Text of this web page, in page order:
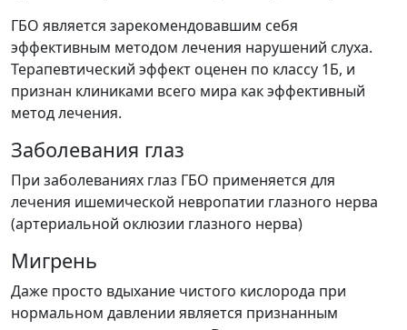
ГБО является зарекомендовавшим себя
эффективным методом лечения нарушений слуха.
Терапевтический эффект оценен по классу 1Б, и
признан клиниками всего мира как эффективный
метод лечения.
Заболевания глаз
При заболеваниях глаз ГБО применяется для
лечения ишемической невропатии глазного нерва
(артериальной оклюзии глазного нерва)
Мигрень
Даже просто вдыхание чистого кислорода при
нормальном давлении является признанным